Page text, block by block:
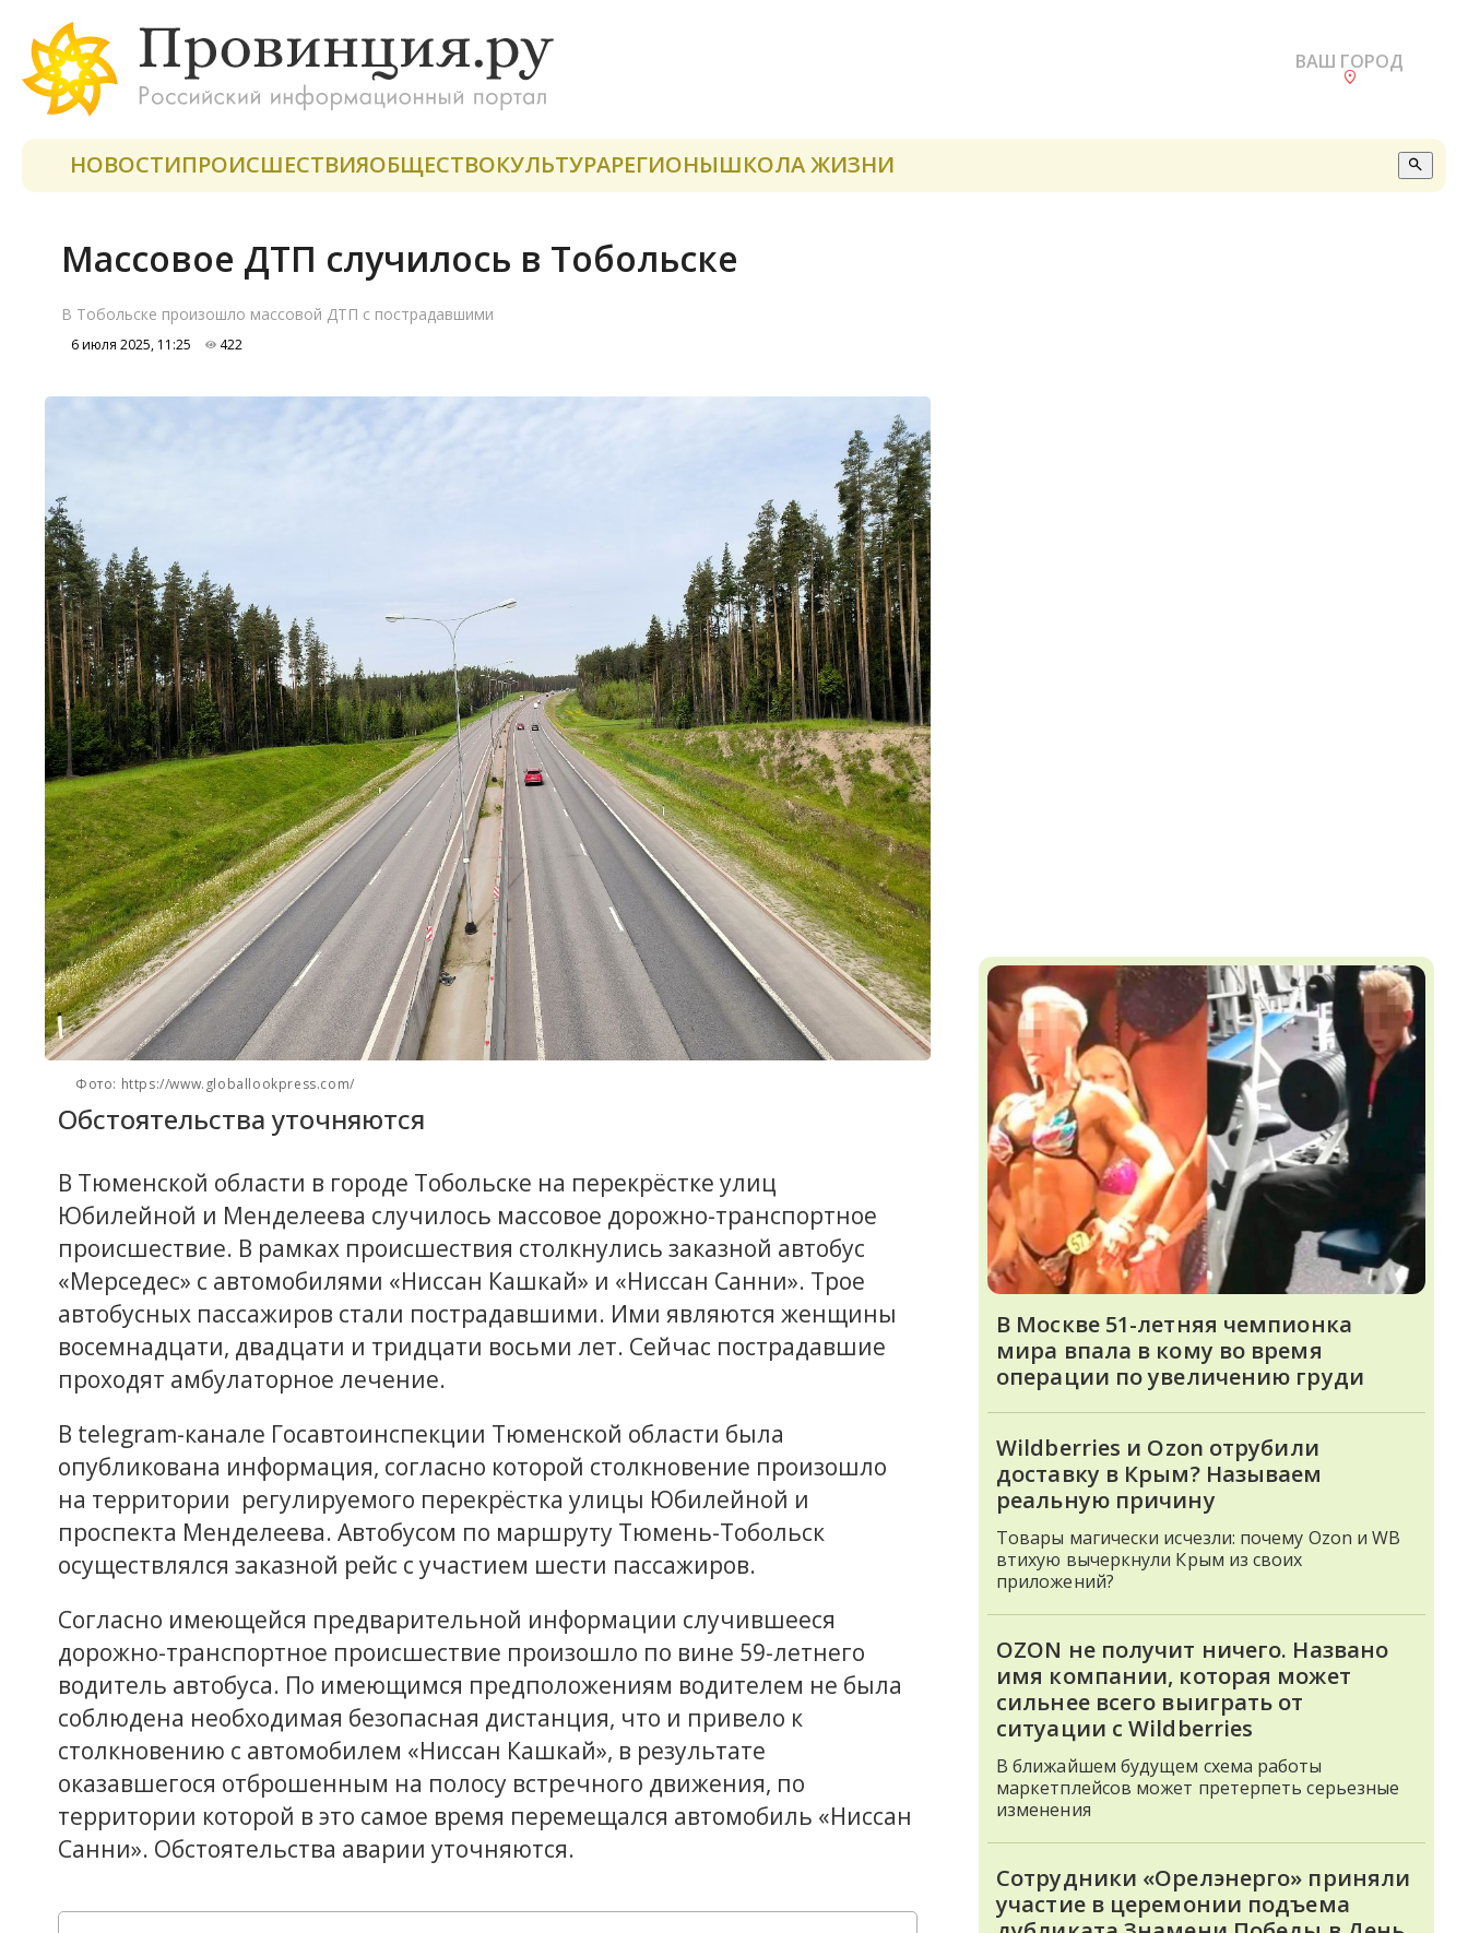
ВАШ ГОРОД
НОВОСТИПРОИСШЕСТВИЯОБЩЕСТВОКУЛЬТУРАРЕГИОНЫШКОЛА ЖИЗНИ
Массовое ДТП случилось в Тобольске
В Тобольске произошло массовой ДТП с пострадавшими
6 июля 2025, 11:25 422
Фото: https://www.globallookpress.com/
Обстоятельства уточняются
В Тюменской области в городе Тобольске на перекрёстке улиц
Юбилейной и Менделеева случилось массовое дорожно-транспортное
происшествие. В рамках происшествия столкнулись заказной автобус
«Мерседес» с автомобилями «Ниссан Кашкай» и «Ниссан Санни». Трое
автобусных пассажиров стали пострадавшими. Ими являются женщины
восемнадцати, двадцати и тридцати восьми лет. Сейчас пострадавшие
проходят амбулаторное лечение.
В telegram-канале Госавтоинспекции Тюменской области была
опубликована информация, согласно которой столкновение произошло
на территории регулируемого перекрёстка улицы Юбилейной и
проспекта Менделеева. Автобусом по маршруту Тюмень-Тобольск
осуществлялся заказной рейс с участием шести пассажиров.
Согласно имеющейся предварительной информации случившееся
дорожно-транспортное происшествие произошло по вине 59-летнего
водитель автобуса. По имеющимся предположениям водителем не была
соблюдена необходимая безопасная дистанция, что и привело к
столкновению с автомобилем «Ниссан Кашкай», в результате
оказавшегося отброшенным на полосу встречного движения, по
территории которой в это самое время перемещался автомобиль «Ниссан
Санни». Обстоятельства аварии уточняются.
В Москве 51-летняя чемпионка
мира впала в кому во время
операции по увеличению груди
Wildberries и Ozon отрубили
доставку в Крым? Называем
реальную причину
Товары магически исчезли: почему Ozon и WB
втихую вычеркнули Крым из своих
приложений?
OZON не получит ничего. Названо
имя компании, которая может
сильнее всего выиграть от
ситуации с Wildberries
В ближайшем будущем схема работы
маркетплейсов может претерпеть серьезные
изменения
Сотрудники «Орелэнерго» приняли
участие в церемонии подъема